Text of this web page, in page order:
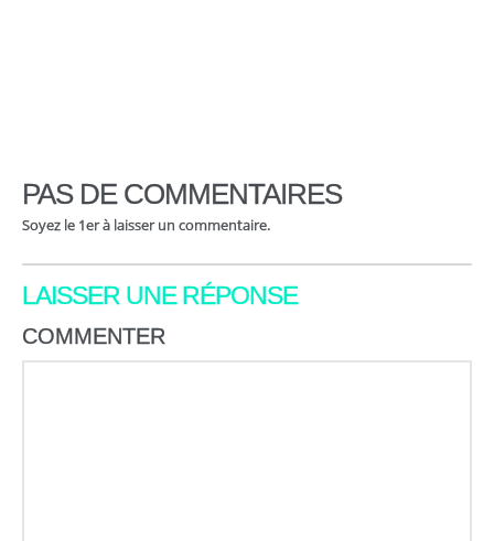
PAS DE COMMENTAIRES
Soyez le 1er à laisser un commentaire.
LAISSER UNE RÉPONSE
COMMENTER